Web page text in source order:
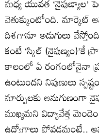
వెతుక్కుంటోంది. మార్కెట్‌
దిశగానూ అడుగులు
కంటే ‘స్కిల్‌
కాలంలో ఏ రంగంలోనైనా
ఉంటుందని నిపుణులు
మార్పులకు అనుగుణంగా
ముఖ్యమని విద్యావేత్త
ఉద్యోగాలు పోవడమంటే..